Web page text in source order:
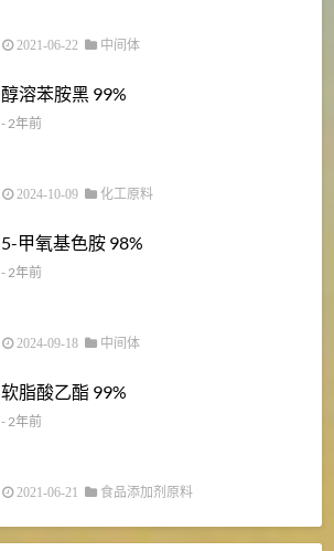
2021-06-22 中间体
醇溶苯胺黑 99%
- 2年前
2024-10-09 化工原料
5-甲氧基色胺 98%
- 2年前
2024-09-18 中间体
软脂酸乙酯 99%
- 2年前
2021-06-21 食品添加剂原料